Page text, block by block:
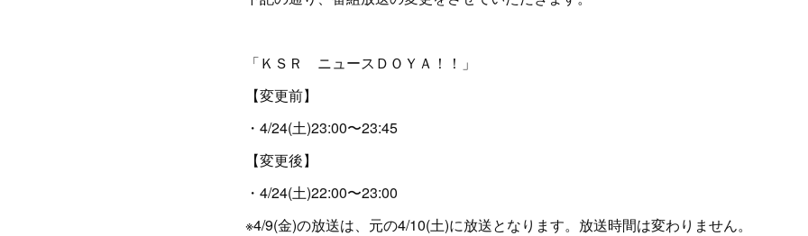
「ＫＳＲ ニュースＤＯＹＡ！！」
【変更前】
・4/24(土)23:00〜23:45
【変更後】
・4/24(土)22:00〜23:00
※4/9(金)の放送は、元の4/10(土)に放送となります。放送時間は変わりません。